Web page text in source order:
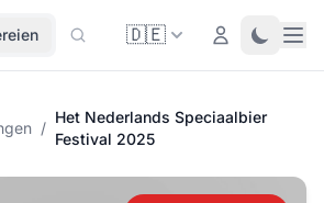
🇩🇪 Login Toggle
/
Het Nederlands Speciaalbier
Festival 2025